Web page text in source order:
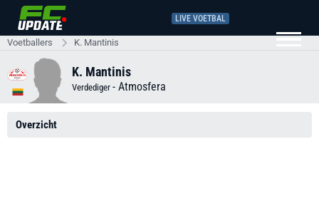
LIVE VOETBAL
Voetballers K. Mantinis
K. Mantinis
Verdediger - Atmosfera
Overzicht